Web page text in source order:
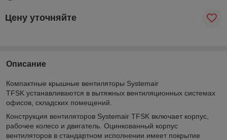
Цену уточняйте
Описание
Компактные крышные вентиляторы Systemair
TFSK устанавливаются в вытяжных вентиляционных системах
офисов, складских помещений.
Конструкция вентиляторов Systemair TFSK включает корпус,
рабочее колесо и двигатель. Оцинкованный корпус
вентиляторов в стандартном исполнении имеет покрытие